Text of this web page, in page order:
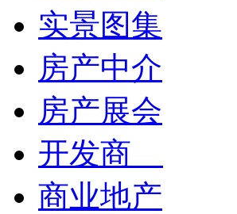
实景图集
房产中介
房产展会
开发商
商业地产